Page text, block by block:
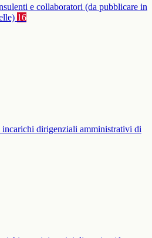
e collaboratori (da pubblicare in
16
dirigenziali amministrativi di